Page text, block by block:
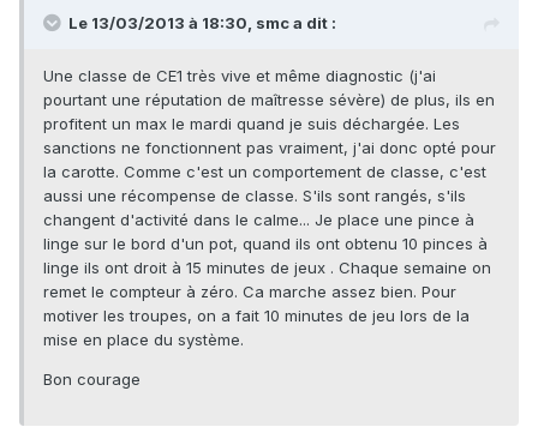
Le 13/03/2013 à 18:30, smc a dit :
Une classe de CE1 très vive et même diagnostic (j'ai
pourtant une réputation de maîtresse sévère) de plus, ils en
profitent un max le mardi quand je suis déchargée. Les
sanctions ne fonctionnent pas vraiment, j'ai donc opté pour
la carotte. Comme c'est un comportement de classe, c'est
aussi une récompense de classe. S'ils sont rangés, s'ils
changent d'activité dans le calme... Je place une pince à
linge sur le bord d'un pot, quand ils ont obtenu 10 pinces à
linge ils ont droit à 15 minutes de jeux . Chaque semaine on
remet le compteur à zéro. Ca marche assez bien. Pour
motiver les troupes, on a fait 10 minutes de jeu lors de la
mise en place du système.
Bon courage